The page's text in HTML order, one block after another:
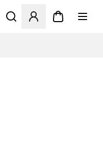
Öffnet ein Fenster zum